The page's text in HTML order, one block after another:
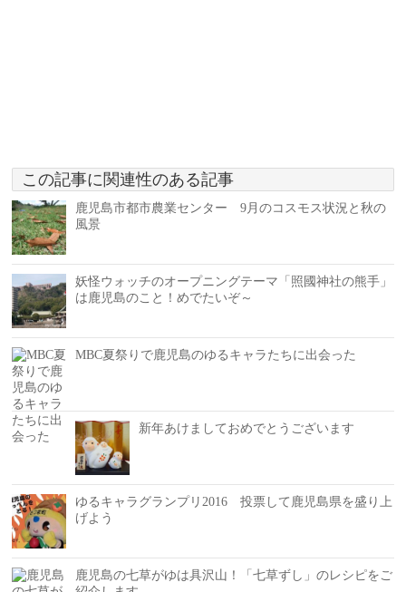
この記事に関連性のある記事
鹿児島市都市農業センター 9月のコスモス状況と秋の
風景
妖怪ウォッチのオープニングテーマ「照國神社の熊手」
は鹿児島のこと！めでたいぞ～
MBC夏祭りで鹿児島のゆるキャラたちに出会った
新年あけましておめでとうございます
ゆるキャラグランプリ2016 投票して鹿児島県を盛り上
げよう
鹿児島の七草がゆは具沢山！「七草ずし」のレシピをご